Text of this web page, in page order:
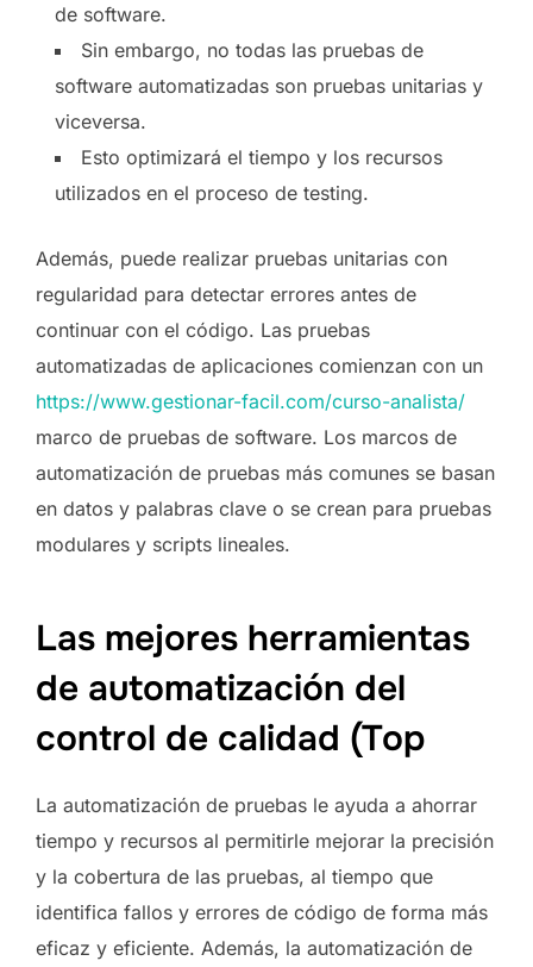
de software.
Sin embargo, no todas las pruebas de
software automatizadas son pruebas unitarias y
viceversa.
Esto optimizará el tiempo y los recursos
utilizados en el proceso de testing.
Además, puede realizar pruebas unitarias con
regularidad para detectar errores antes de
continuar con el código. Las pruebas
automatizadas de aplicaciones comienzan con un
https://www.gestionar-facil.com/curso-analista/
marco de pruebas de software. Los marcos de
automatización de pruebas más comunes se basan
en datos y palabras clave o se crean para pruebas
modulares y scripts lineales.
Las mejores herramientas
de automatización del
control de calidad (Top
La automatización de pruebas le ayuda a ahorrar
tiempo y recursos al permitirle mejorar la precisión
y la cobertura de las pruebas, al tiempo que
identifica fallos y errores de código de forma más
eficaz y eficiente. Además, la automatización de